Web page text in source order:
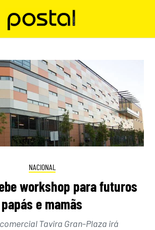
NACIONAL
workshop para futuros
papás e mamãs
Tavira Gran-Plaza irá